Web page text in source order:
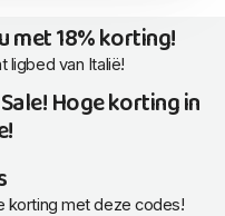
met 18% korting!
ligbed van Italië!
Hoge korting in
korting met deze codes!